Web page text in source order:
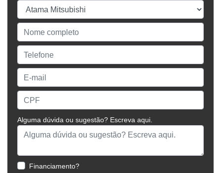
Alguma dúvida ou sugestão? Escreva aqui.
Financiamento?